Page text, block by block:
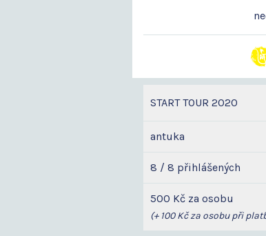
START TOUR 2020
antuka
8 / 8 přihlášených
500 Kč za osobu
(+ 100 Kč za osobu při